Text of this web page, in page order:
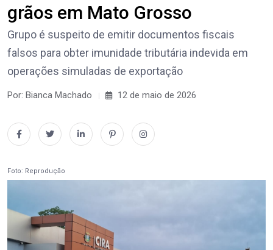
grãos em Mato Grosso
Grupo é suspeito de emitir documentos fiscais
falsos para obter imunidade tributária indevida em
operações simuladas de exportação
Por: Bianca Machado 12 de maio de 2026
Foto: Reprodução